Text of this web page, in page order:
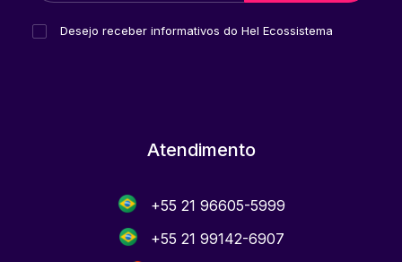
Desejo receber informativos do Hel Ecossistema
Atendimento
+55 21 96605-5999
+55 21 99142-6907